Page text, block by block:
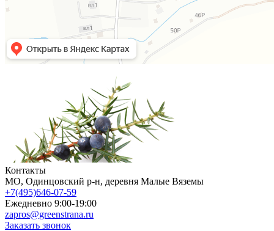
Контакты
МO, Одинцовский р-н, деревня Малые Вяземы
+7(495)646-07-59
Ежедневно 9:00-19:00
zapros@greenstrana.ru
Заказать звонок